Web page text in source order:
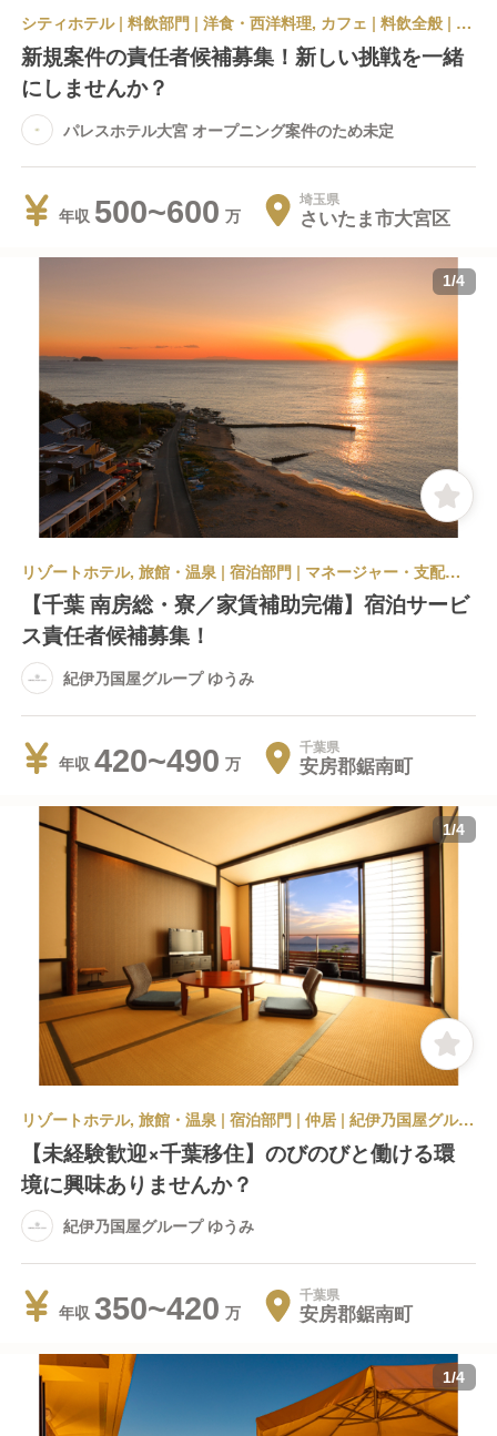
シティホテル | 料飲部門 | 洋食・西洋料理, カフェ | 料飲全般 | パレスホテル大宮 オープニング案件のため未定
新規案件の責任者候補募集！新しい挑戦を一緒
にしませんか？
パレスホテル大宮 オープニング案件のため未定
年収 500~600 埼玉県
さいたま市大宮区
1/4
リゾートホテル, 旅館・温泉 | 宿泊部門 | マネージャー・支配人・副支配人・女将 | 紀伊乃国屋グループ ゆうみ
【千葉 南房総・寮／家賃補助完備】宿泊サービ
ス責任者候補募集！
紀伊乃国屋グループ ゆうみ
年収 420~490 千葉県
安房郡鋸南町
1/4
リゾートホテル, 旅館・温泉 | 宿泊部門 | 仲居 | 紀伊乃国屋グループ ゆうみ
【未経験歓迎×千葉移住】のびのびと働ける環
境に興味ありませんか？
紀伊乃国屋グループ ゆうみ
年収 350~420 千葉県
安房郡鋸南町
1/4